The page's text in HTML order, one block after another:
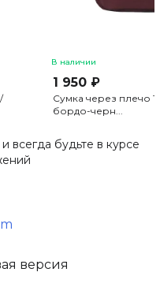
В наличии
1 950 ₽
Сумка через плечо
бордо-черн...
всегда будьте в курсе
версия